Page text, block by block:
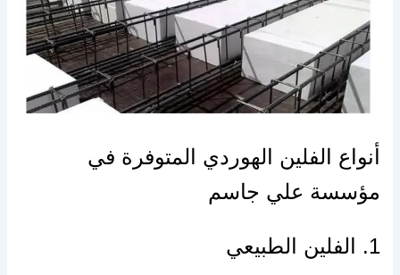
أنواع الفلين الهوردي المتوفرة في
مؤسسة علي جاسم
1. الفلين الطبيعي